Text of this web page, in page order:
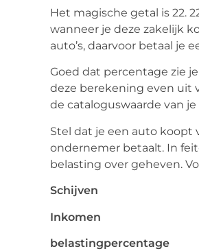
Het magische getal is 22.
wanneer je deze zakelijk
auto’s, daarvoor betaal je
Goed dat percentage zie
deze berekening even uit
de cataloguswaarde van
Stel dat je een auto koopt
ondernemer betaalt. In
belasting over geheven.
Schijven
Inkomen
belastingpercentage